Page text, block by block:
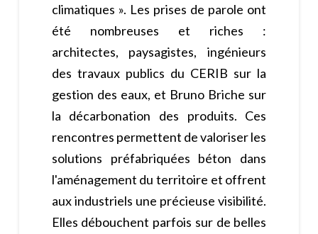
climatiques ». Les prises de parole ont
été nombreuses et riches :
architectes, paysagistes, ingénieurs
des travaux publics du CERIB sur la
gestion des eaux, et Bruno Briche sur
la décarbonation des produits. Ces
rencontres permettent de valoriser les
solutions préfabriquées béton dans
l'aménagement du territoire et offrent
aux industriels une précieuse visibilité.
Elles débouchent parfois sur de belles